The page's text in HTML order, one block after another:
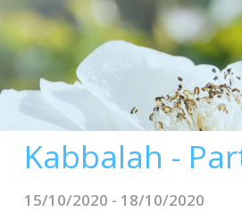
CRISTIANA CARIA
BLOG
PERCORSI
SCHOOL
SHOP
SEMINARI
NEWS
Kabbalah -
15/10/2020 - 18/10/2020